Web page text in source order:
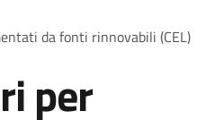
da fonti rinnovabili (CEL)
per